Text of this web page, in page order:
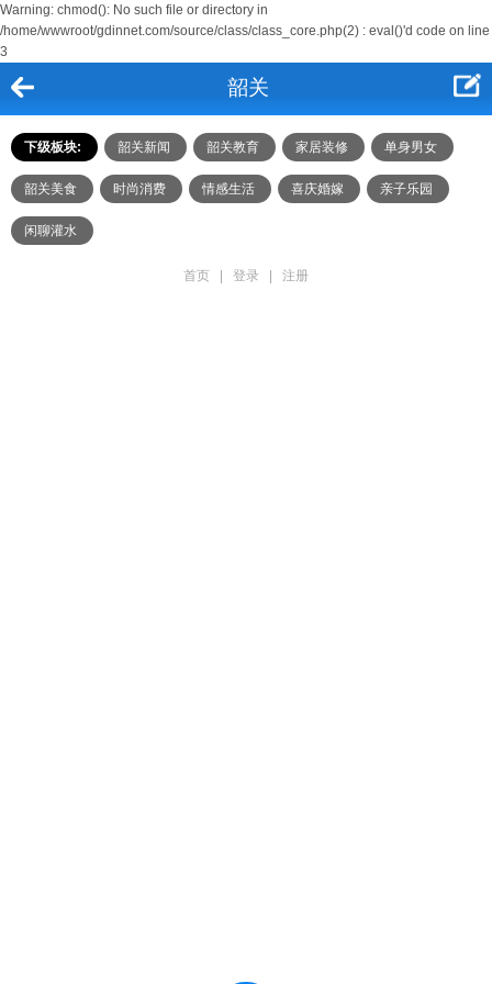
Warning: chmod(): No such file or directory in
/home/wwwroot/gdinnet.com/source/class/class_core.php(2) : eval()'d code on line
3
韶关
下级板块: 韶关新闻 韶关教育 家居装修 单身男女
韶关美食 时尚消费 情感生活 喜庆婚嫁 亲子乐园
闲聊灌水
首页 登录 注册